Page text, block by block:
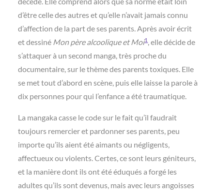
d’être celle des autres et qu’elle n’avait jamais connu
d’affection de la part de ses parents. Après avoir écrit
et dessiné Mon père alcoolique et Moi1, elle décide de
s’attaquer à un second manga, très proche du
documentaire, sur le thème des parents toxiques. Elle
se met tout d’abord en scène, puis elle laisse la parole à
dix personnes pour qui l’enfance a été traumatique.
La mangaka casse le code sur le fait qu’il faudrait
toujours remercier et pardonner ses parents, peu
importe qu’ils aient été aimants ou négligents,
affectueux ou violents. Certes, ce sont leurs géniteurs,
et la manière dont ils ont été éduqués a forgé les
adultes qu’ils sont devenus, mais avec leurs angoisses